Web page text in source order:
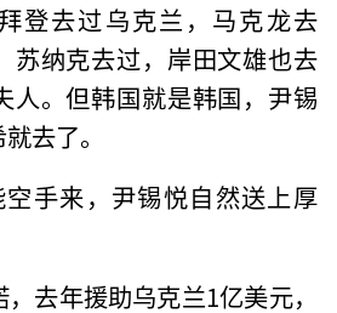
登去过乌克兰，马克龙去
苏纳克去过，岸田文雄也去
人。但韩国就是韩国，尹锡
去了。
手来，尹锡悦自然送上厚
去年援助乌克兰1亿美元，